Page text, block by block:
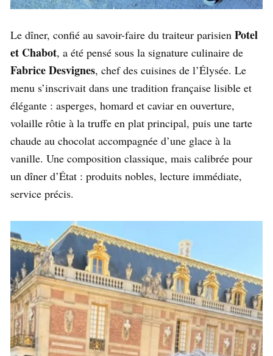
Le dîner, confié au savoir-faire du traiteur parisien Potel
et Chabot, a été pensé sous la signature culinaire de
Fabrice Desvignes, chef des cuisines de l’Élysée. Le
menu s’inscrivait dans une tradition française lisible et
élégante : asperges, homard et caviar en ouverture,
volaille rôtie à la truffe en plat principal, puis une tarte
chaude au chocolat accompagnée d’une glace à la
vanille. Une composition classique, mais calibrée pour
un dîner d’État : produits nobles, lecture immédiate,
service précis.